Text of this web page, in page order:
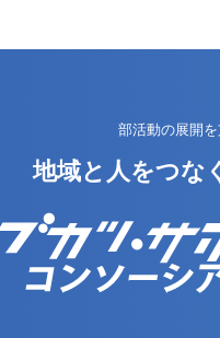
部活動の展開を
地域と人をつな